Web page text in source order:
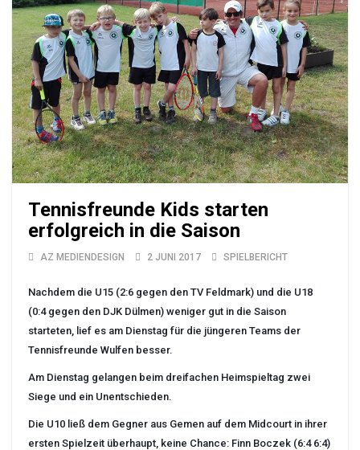
Tennisfreunde Kids starten
erfolgreich in die Saison
AZ MEDIENDESIGN 2 JUNI 2017 SPIELBERICHT
Nachdem die U15 (2:6 gegen den TV Feldmark) und die U18
(0:4 gegen den DJK Dülmen) weniger gut in die Saison
starteten, lief es am Dienstag für die jüngeren Teams der
Tennisfreunde Wulfen besser.
Am Dienstag gelangen beim dreifachen Heimspieltag zwei
Siege und ein Unentschieden.
Die U10 ließ dem Gegner aus Gemen auf dem Midcourt in ihrer
ersten Spielzeit überhaupt, keine Chance: Finn Boczek (6:4 6:4)